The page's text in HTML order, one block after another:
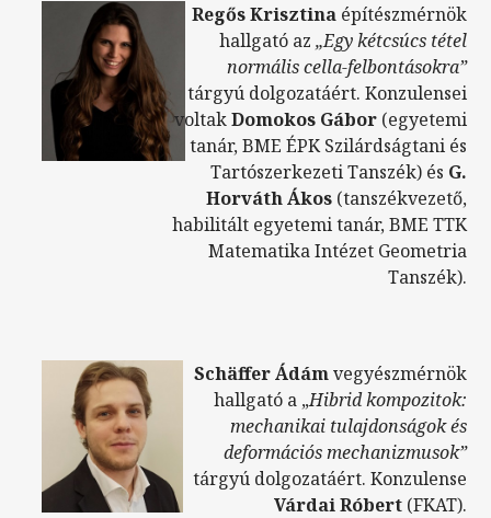
Regős Krisztinaépítészmérnök
hallgató az „Egy kétcsúcs tétel
normális cella-felbontásokra”
tárgyú dolgozatáért. Konzulensei
voltakDomokos Gábor(egyetemi
tanár, BME ÉPK Szilárdságtani és
Tartószerkezeti Tanszék) és G.
Horváth Ákos(tanszékvezető,
habilitált egyetemi tanár, BME TTK
Matematika Intézet Geometria
Tanszék).
Schäffer Ádámvegyészmérnök
hallgató a „Hibrid kompozitok:
mechanikai tulajdonságok és
deformációs mechanizmusok”
tárgyú dolgozatáért. Konzulense
Várdai Róbert(FKAT).